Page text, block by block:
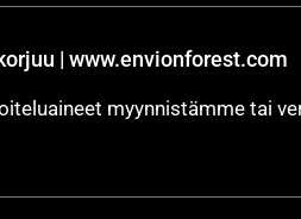
| www.envionforest.com
myynnistämme tai